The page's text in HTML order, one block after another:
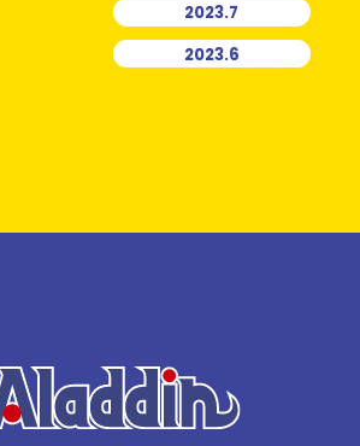
2023.7
2023.6